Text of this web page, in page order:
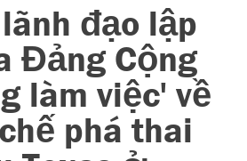
đạo lập
Đảng Cộng
làm việc' về
phá thai